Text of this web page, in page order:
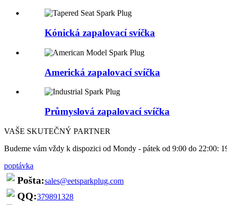
Kónická zapalovací svíčka
Americká zapalovací svíčka
Průmyslová zapalovací svíčka
VAŠE SKUTEČNÝ PARTNER
Budeme vám vždy k dispozici od Mondy - pátek od 9:00 do 22:00:
poptávka
Pošta:sales@eetsparkplug.com
QQ:379891328